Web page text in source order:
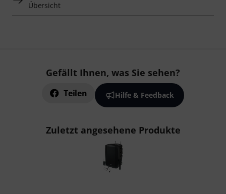
Übersicht
Gefällt Ihnen, was Sie sehen?
Teilen Hilfe & Feedback
Zuletzt angesehene Produkte